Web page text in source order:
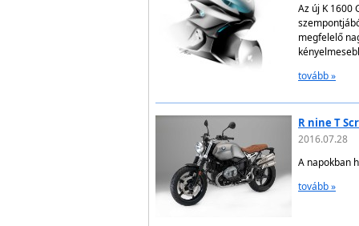
Az új K 1600
megfelelő
tovább »
R nine T
2016.07.28
A napokban
tovább »